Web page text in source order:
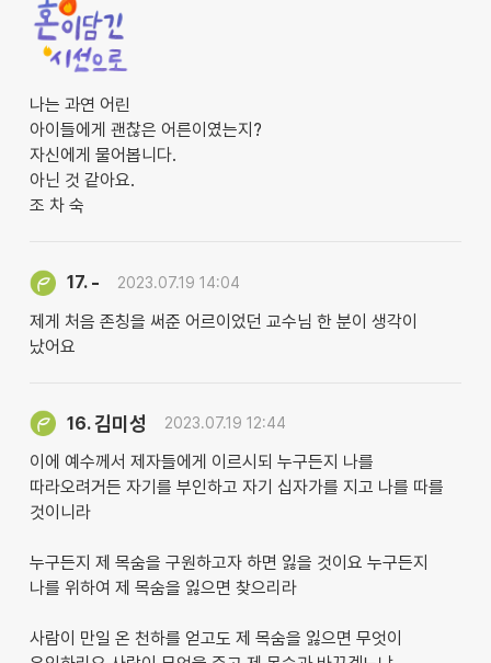
나는 과연 어린
아이들에게 괜찮은 어른이였는지?
자신에게 물어봅니다.
아닌 것 같아요.
조 차 숙
17. - 2023.07.19 14:04
제게 처음 존칭을 써준 어르이었던 교수님 한 분이 생각이
났어요
16.김미성 2023.07.19 12:44
이에 예수께서 제자들에게 이르시되 누구든지 나를
따라오려거든 자기를 부인하고 자기 십자가를 지고 나를 따를
것이니라
누구든지 제 목숨을 구원하고자 하면 잃을 것이요 누구든지
나를 위하여 제 목숨을 잃으면 찾으리라
사람이 만일 온 천하를 얻고도 제 목숨을 잃으면 무엇이